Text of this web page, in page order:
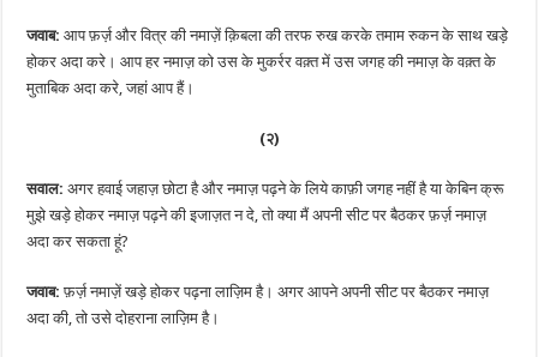
जवाब: आप फ़र्ज़ और वित्र की नमाज़ें क़िबला की तरफ रुख करके तमाम रुकन के साथ खड़े
होकर अदा करे। आप हर नमाज़ को उस के मुकर्रर वक़्त में उस जगह की नमाज़ के वक़्त के
मुताबिक अदा करे, जहां आप हैं।
(२)
सवाल: अगर हवाई जहाज़ छोटा है और नमाज़ पढ़ने के लिये काफ़ी जगह नहीं है या केबिन क्रू
मुझे खड़े होकर नमाज़ पढ़ने की इजाज़त न दे, तो क्या मैं अपनी सीट पर बैठकर फ़र्ज़ नमाज़
अदा कर सकता हूं?
जवाब: फ़र्ज़ नमाज़ें खड़े होकर पढ़ना लाज़िम है। अगर आपने अपनी सीट पर बैठकर नमाज़
अदा की, तो उसे दोहराना लाज़िम है।